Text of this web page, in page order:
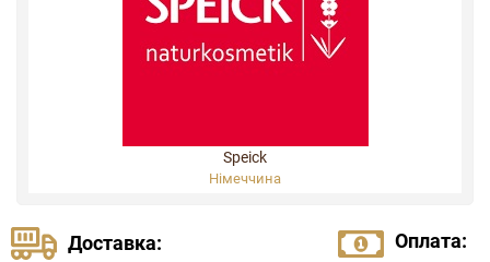
Speick
Німеччина
Доставка:
Оплата: